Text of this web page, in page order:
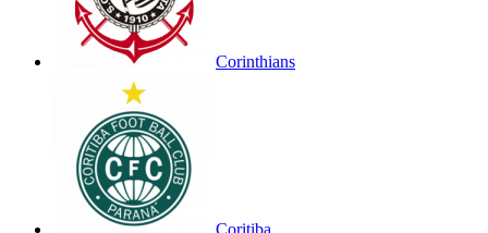
Corinthians
Coritiba